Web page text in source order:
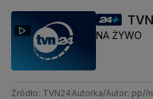
NA ŻYWO
Źródło: TVN24 Autorka/Autor: pp//